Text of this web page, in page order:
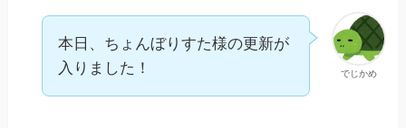
でじかめ
本日、ちょんぼりすた様の更新が
入りました！